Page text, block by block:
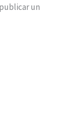
un